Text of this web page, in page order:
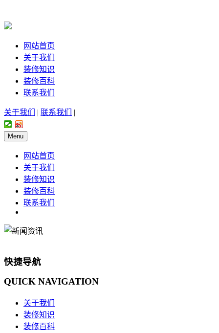
网站首页
关于我们
装修知识
装修百科
联系我们
关于我们 | 联系我们 |
Menu
网站首页
关于我们
装修知识
装修百科
联系我们
快捷导航
QUICK NAVIGATION
关于我们
装修知识
装修百科